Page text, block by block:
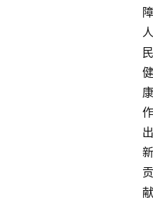
障
人
民
健
康
作
出
新
贡
献